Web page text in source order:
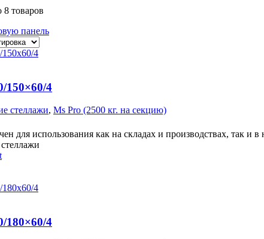
8 товаров
панель
150×60/4
стеллажи, Ms Pro (2500 кг. на секцию)
для использования как на складах и производствах, так
180×60/4